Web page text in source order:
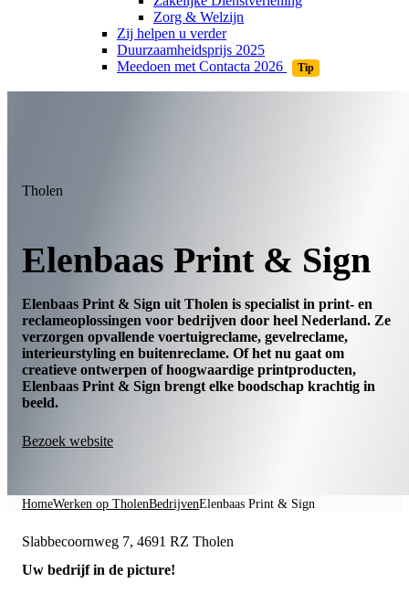
Zorg & Welzijn
Zij helpen u verder
Duurzaamheidsprijs 2025
Meedoen met Contacta 2026
Tip
Tholen
Elenbaas Print & Sign
Elenbaas Print & Sign uit Tholen is specialist in print- en
reclameoplossingen voor bedrijven door heel Nederland. Ze
verzorgen opvallende voertuigreclame, gevelreclame,
interieurstyling en buitenreclame. Of het nu gaat om
creatieve ontwerpen of hoogwaardige printproducten,
Elenbaas Print & Sign brengt elke boodschap krachtig in
beeld.
Bezoek website
HomeWerken op TholenBedrijvenElenbaas Print & Sign
Slabbecoornweg 7, 4691 RZ Tholen
Uw bedrijf in de picture!